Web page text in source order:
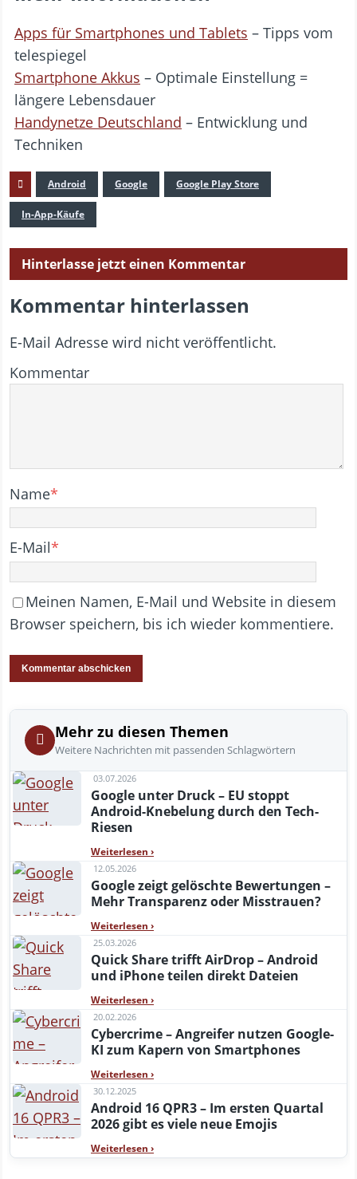
Apps für Smartphones und Tablets – Tipps vom
telespiegel
Smartphone Akkus – Optimale Einstellung =
längere Lebensdauer
Handynetze Deutschland – Entwicklung und
Techniken
Android Google Google Play Store
In-App-Käufe
Hinterlasse jetzt einen Kommentar
Kommentar hinterlassen
E-Mail Adresse wird nicht veröffentlicht.
Kommentar
Name*
E-Mail*
Meinen Namen, E-Mail und Website in diesem
Browser speichern, bis ich wieder kommentiere.
Mehr zu diesen Themen
Weitere Nachrichten mit passenden Schlagwörtern
03.07.2026
Google unter Druck – EU stoppt
Android-Knebelung durch den Tech-
Riesen
Weiterlesen ›
12.05.2026
Google zeigt gelöschte Bewertungen –
Mehr Transparenz oder Misstrauen?
Weiterlesen ›
25.03.2026
Quick Share trifft AirDrop – Android
und iPhone teilen direkt Dateien
Weiterlesen ›
20.02.2026
Cybercrime – Angreifer nutzen Google-
KI zum Kapern von Smartphones
Weiterlesen ›
30.12.2025
Android 16 QPR3 – Im ersten Quartal
2026 gibt es viele neue Emojis
Weiterlesen ›